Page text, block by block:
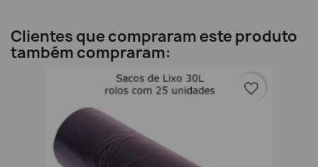
Clientes que compraram este produto
também compraram:
favorite_border